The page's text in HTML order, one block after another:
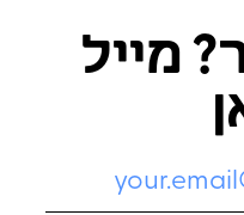
מייל